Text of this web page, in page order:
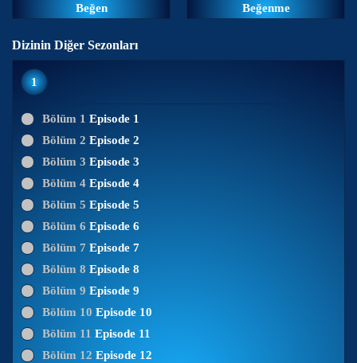
Beğen Beğenme
Dizinin Diğer Sezonları
1
Bölüm 1 Episode 1
Bölüm 2 Episode 2
Bölüm 3 Episode 3
Bölüm 4 Episode 4
Bölüm 5 Episode 5
Bölüm 6 Episode 6
Bölüm 7 Episode 7
Bölüm 8 Episode 8
Bölüm 9 Episode 9
Bölüm 10 Episode 10
Bölüm 11 Episode 11
Bölüm 12 Episode 12